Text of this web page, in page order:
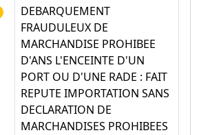
DEBARQUEMENT
FRAUDULEUX DE
MARCHANDISE PROHIBEE
D'ANS L'ENCEINTE D'UN
PORT OU D'UNE RADE : FAIT
REPUTE IMPORTATION SANS
DECLARATION DE
MARCHANDISES PROHIBEES